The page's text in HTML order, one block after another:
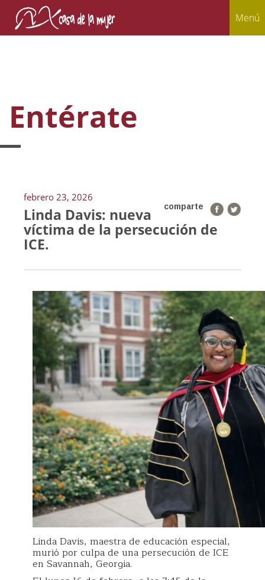
Menú
Entérate
febrero 23, 2026
comparte
Linda Davis: nueva
víctima de la persecución de
ICE.
Linda Davis, maestra de educación especial,
murió por culpa de una persecución de ICE
en Savannah, Georgia.